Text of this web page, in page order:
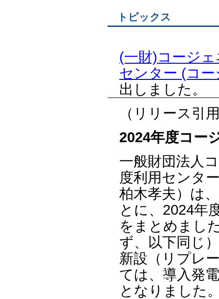
トピックス
(一財)コージ
センター (コ
出しました。
（リリース引
2024年度コー
一般財団法人
度利用センタ
柏木孝夫）は
とに、2024年
をまとめまし
ず、以下同じ
新設（リプレ
ては、導入発
となりました